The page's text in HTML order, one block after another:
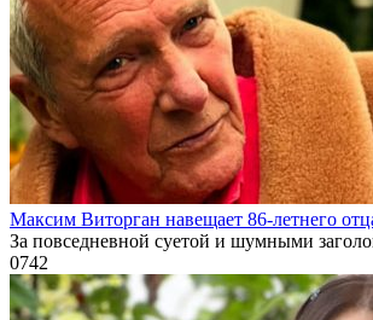
Максим Виторган навещает 86-летнего
За повседневной суетой и шумными
0742